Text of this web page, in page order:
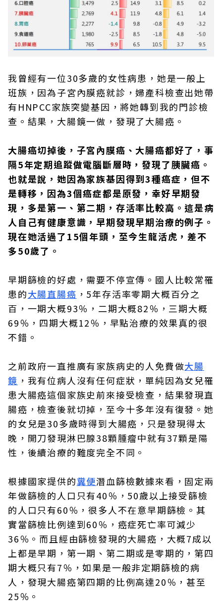
我曾經有一位30多歲的女性病患，她是一般上
班族，因為子宮內膜癌就診，婦產科檢查出她帶
有HNPCC家族突變基因，將她轉到我的門診檢
查。結果，大腸鏡一做，發現了大腸癌。
大腸癌切掉後，子宮內膜癌、大腸癌都好了，事
隔5年定期追蹤做電腦斷層時，發現了胰臟癌。
也就是說，她因為家族基因得到3種癌症，但不
是轉移，因為3個癌症都是原發，幸好早期發
現，多是第一、第二期，存活率比較高。這是病
人自己有健康意識，早期發現早期治療的例子。
現在她活過了15個年頭，至今生龍活虎，差不
多50歲了。
早期篩檢的好處，需要不停宣傳。國人比較常罹
患的大腸直腸癌 ，5年存活率零期大概百分之
百，一期大概93％，二期大概82％，三期大概
69％，四期大概12％，早點治療的效果真的很
不錯。
之前政府一直推廣有家族病史的人免費做大腸
鏡 ，我有位病人沒有任何症狀，單純因為女兒罹
患大腸癌這個家族史前來接受檢查，結果發現直
腸癌，檢查後就切掉，至今十多年沒有復發。她
的女兒是30多歲時得到大腸癌，只是發現得太
晚，開刀發現淋巴腺38顆腫瘤中就有37顆是陽
性，後續治療的難度完全不同。
根據國家提供的糞便潛血篩檢數據來看，固定兩
年做篩檢的人口只有40％，50歲以上接受篩檢
的人口只有60％，很多人不在意早期篩檢。其
實當篩檢比例達到60％，癌症死亡率可減少
36％。而且經由篩檢發現的大腸癌，大概7成以
上都是早期，第一期、第二期或是零期的，第四
期大概只有7％，如果是一般非定期篩檢的病
人，發現大腸癌第四期的比例高達20％，甚至
25％。